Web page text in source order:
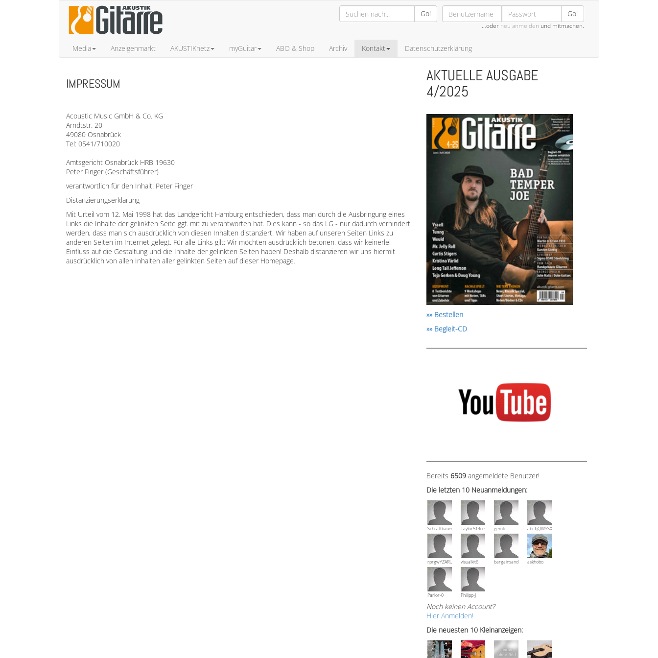
Go! Go!
…oder neu anmelden und mitmachen.
Media Anzeigenmarkt AKUSTIKnetz myGuitar ABO & Shop Archiv Kontakt Datenschutzerklärung
IMPRESSUM
Acoustic Music GmbH & Co. KG
Arndtstr. 20
49080 Osnabrück
Tel: 0541/710020
Amtsgericht Osnabrück HRB 19630
Peter Finger (Geschäftsführer)
verantwortlich für den Inhalt: Peter Finger
Distanzierungserklärung
Mit Urteil vom 12. Mai 1998 hat das Landgericht Hamburg entschieden, dass man durch die Ausbringung eines
Links die Inhalte der gelinkten Seite ggf. mit zu verantworten hat. Dies kann - so das LG - nur dadurch verhindert
werden, dass man sich ausdrücklich von diesen Inhalten distanziert. Wir haben auf unseren Seiten Links zu
anderen Seiten im Internet gelegt. Für alle Links gilt: Wir möchten ausdrücklich betonen, dass wir keinerlei
Einfluss auf die Gestaltung und die Inhalte der gelinkten Seiten haben! Deshalb distanzieren wir uns hiermit
ausdrücklich von allen Inhalten aller gelinkten Seiten auf dieser Homepage.
AKTUELLE AUSGABE
4/2025
»» Bestellen
»» Begleit-CD
Bereits 6509 angemeldete Benutzer!
Die letzten 10 Neuanmeldungen:
Schrattbauer Taylor514ce gemlo abrTjQWSSXuVznPolE
rprgwYZARUTZQyCWESpD
visualkit6 bargainsandmoreaskhobo
Parlor-0 Philipp-J
Noch keinen Account?
Hier Anmelden!
Die neuesten 10 Kleinanzeigen: